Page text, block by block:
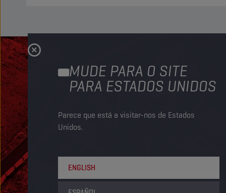
MUDE PARA O SITE
PARA ESTADOS UNIDOS
Parece que está a visitar-nos de Estados
Unidos.
ENGLISH
DESEMPENHO MÁXIMO DO